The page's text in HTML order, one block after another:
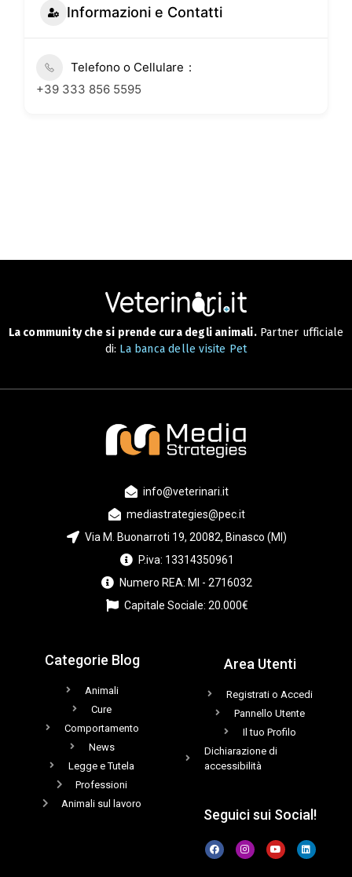
Informazioni e Contatti
Telefono o Cellulare
+39 333 856 5595
La community che si prende cura degli animali.Partner ufficiale
di: La banca delle visite Pet
info@veterinari.it
mediastrategies@pec.it
Via M. Buonarroti 19, 20082, Binasco (MI)
P.iva: 13314350961
Numero REA: MI - 2716032
Capitale Sociale: 20.000€
Categorie Blog
Animali
Cure
Comportamento
News
Legge e Tutela
Professioni
Animali sul lavoro
Area Utenti
Registrati o Accedi
Pannello Utente
Il tuo Profilo
Dichiarazione di
accessibilità
Seguici sui Social!